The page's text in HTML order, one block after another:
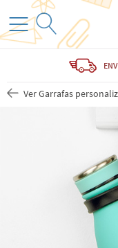
Ver Garrafas